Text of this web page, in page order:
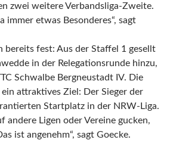
zwei weitere Verbandsliga-Zweite.
immer etwas Besonderes“, sagt
bereits fest: Aus der Staffel 1 gesellt
in der Relegationsrunde hinzu,
Schwalbe Bergneustadt IV. Die
attraktives Ziel: Der Sieger der
Startplatz in der NRW-Liga.
andere Ligen oder Vereine gucken,
ist angenehm“, sagt Goecke.